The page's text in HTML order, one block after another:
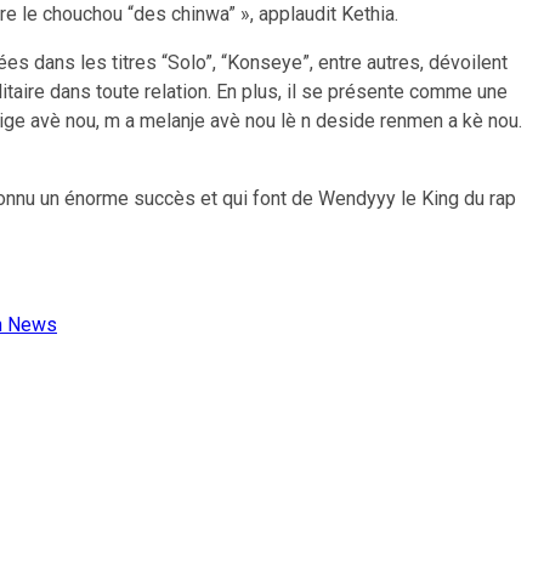
chouchou “des chinwa” », applaudit Kethia.
dans les titres “Solo”, “Konseye”, entre autres, dévoilent
dans toute relation. En plus, il se présente comme une
avè nou, m a melanje avè nou lè n deside renmen a kè nou.
un énorme succès et qui font de Wendyyy le King du rap
News